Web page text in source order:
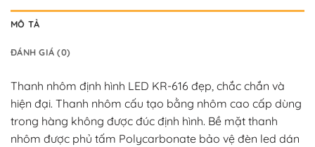
MÔ TẢ
ĐÁNH GIÁ (0)
Thanh nhôm định hình LED KR-616 đẹp, chắc chắn và
hiện đại. Thanh nhôm cấu tạo bằng nhôm cao cấp dùng
trong hàng không được đúc định hình. Bề mặt thanh
nhôm được phủ tấm Polycarbonate bảo vệ đèn led dán